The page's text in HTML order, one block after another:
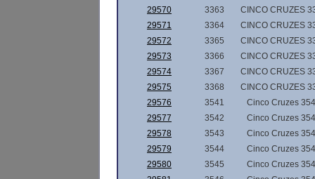
29570
3363
CINCO CRUZES
29571
3364
CINCO CRUZES
29572
3365
CINCO CRUZES
29573
3366
CINCO CRUZES
29574
3367
CINCO CRUZES
29575
3368
CINCO CRUZES
29576
3541
Cinco Cruzes
29577
3542
Cinco Cruzes
29578
3543
Cinco Cruzes
29579
3544
Cinco Cruzes
29580
3545
Cinco Cruzes